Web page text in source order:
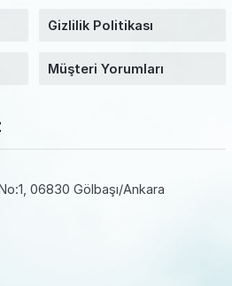
Gizlilik Politikası
Müşteri Yorumları
06830 Gölbaşı/Ankara